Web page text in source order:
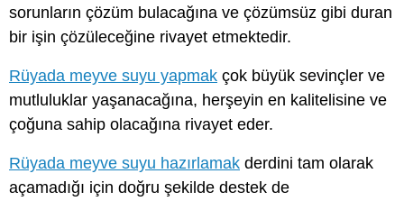
sorunların çözüm bulacağına ve çözümsüz gibi duran
bir işin çözüleceğine rivayet etmektedir.
Rüyada meyve suyu yapmak çok büyük sevinçler ve
mutluluklar yaşanacağına, herşeyin en kalitelisine ve
çoğuna sahip olacağına rivayet eder.
Rüyada meyve suyu hazırlamak derdini tam olarak
açamadığı için doğru şekilde destek de